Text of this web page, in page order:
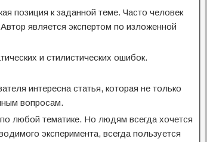
позиция к заданной теме. Часто человек
является экспертом по изложенной
и стилистических ошибок.
интересна статья, которая не только
вопросам.
любой тематике. Но людям всегда хочется
эксперимента, всегда пользуется